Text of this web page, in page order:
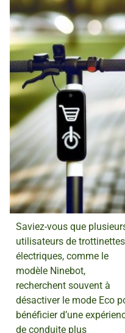
Saviez-vous que
utilisateurs de trottinettes
électriques, comme le
modèle Ninebot,
recherchent souvent à
désactiver le mode Eco
bénéficier d’une
de conduite plus